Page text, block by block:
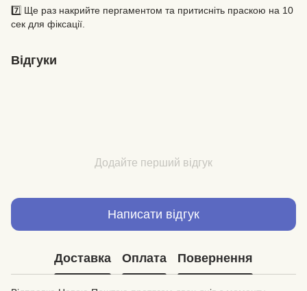
7️⃣ Ще раз накрийте пергаментом та притисніть праскою на 10
сек для фіксації.
Відгуки
Додайте перший відгук
Написати відгук
Доставка Оплата Повернення